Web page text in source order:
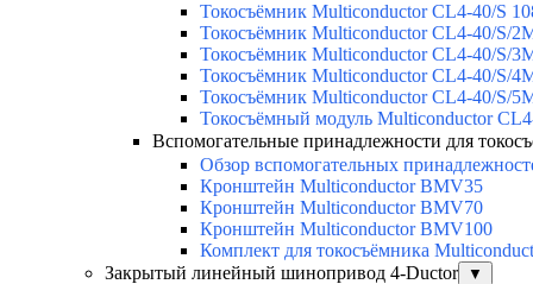
Токосъёмник Multiconductor CL4-40/S
Токосъёмник Multiconductor CL4-40/S/
Токосъёмник Multiconductor CL4-40/S/
Токосъёмник Multiconductor CL4-40/S/
Токосъёмник Multiconductor CL4-40/S/
Токосъёмный модуль Multiconductor
Вспомогательные принадлежности для
Обзор вспомогательных
Кронштейн Multiconductor BMV35
Кронштейн Multiconductor BMV70
Кронштейн Multiconductor BMV100
Комплект для токосъёмника
Закрытый линейный шинопривод 4-Ductor
▼